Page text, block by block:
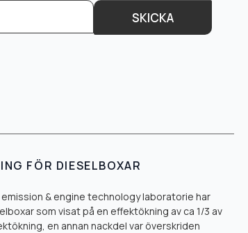
SKICKA
FÖR DIESELBOXAR
& engine technology laboratorie har
som visat på en effektökning av ca 1/3 av
en annan nackdel var överskriden